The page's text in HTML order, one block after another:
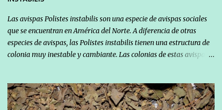
Las avispas Polistes instabilis son una especie de avispas sociales
que se encuentran en América del Norte. A diferencia de otras
especies de avispas, las Polistes instabilis tienen una estructura de
colonia muy inestable y cambiante. Las colonias de estas avispas
sea reemplazada por otra. Una de las características más
interesantes de las Polistes instabilis es la forma de sus nidos,